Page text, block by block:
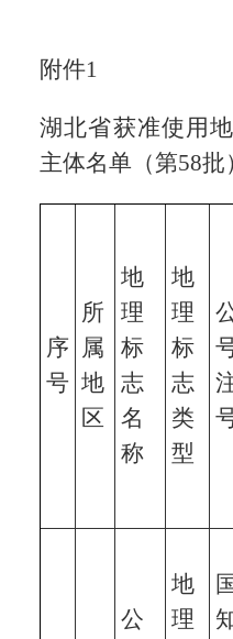
附件1
湖北省获准使用
主体名单（第58批
序
号
所
属
地
区
地
理
标
志
名
称
地
理
标
志
类
型
公
地
理